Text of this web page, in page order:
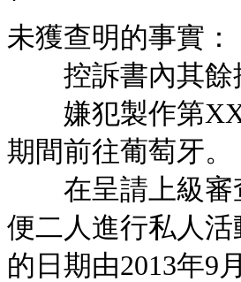
未獲查明的事實：
控訴書內其餘
嫌犯製作第XXX
期間前往葡萄牙。
在呈請上級審
便二人進行私人
的日期由2013年9